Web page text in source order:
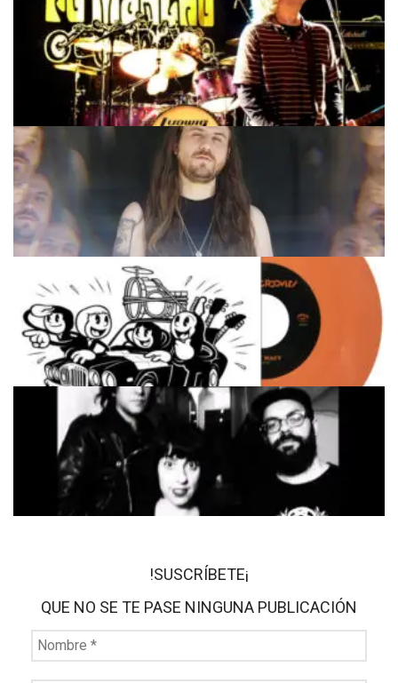
!SUSCRÍBETE¡
QUE NO SE TE PASE NINGUNA PUBLICACIÓN